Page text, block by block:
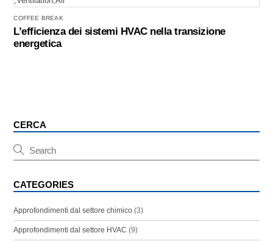
COFFEE BREAK
L’efficienza dei sistemi HVAC nella transizione
energetica
CERCA
CATEGORIES
Approfondimenti dal settore chimico (3)
Approfondimenti dal settore HVAC (9)